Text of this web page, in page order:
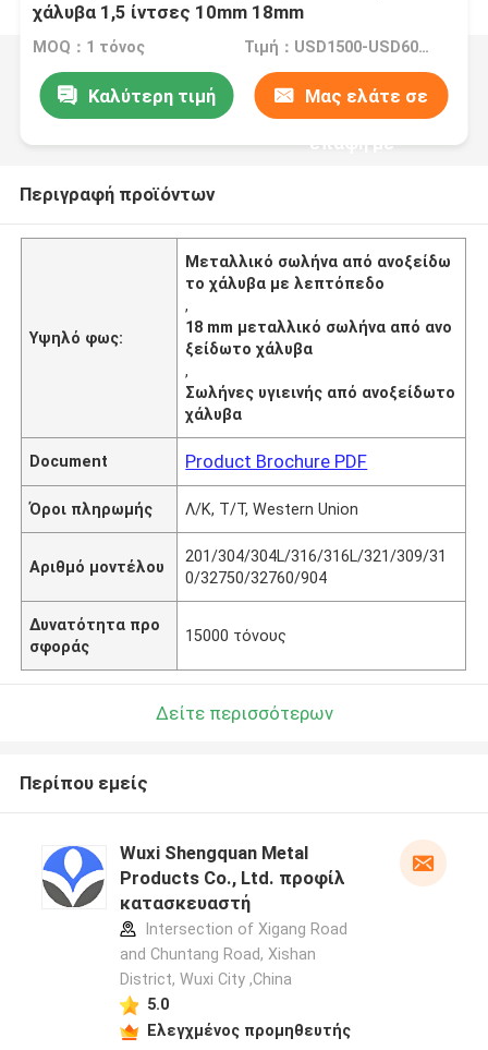
χάλυβα 1,5 ίντσες 10mm 18mm
MOQ：1 τόνος Τιμή：USD1500-USD6000
Καλύτερη τιμή Μας ελάτε σε
επαφή με
Περιγραφή προϊόντων
Υψηλό φως:
Μεταλλικό σωλήνα από ανοξείδω
το χάλυβα με λεπτόπεδο
,
18 mm μεταλλικό σωλήνα από ανο
ξείδωτο χάλυβα
,
Σωλήνες υγιεινής από ανοξείδωτο
χάλυβα
Document Product Brochure PDF
Όροι πληρωμής Λ/Κ, Τ/Τ, Western Union
Αριθμό μοντέλου
201/304/304L/316/316L/321/309/31
0/32750/32760/904
Δυνατότητα προ
σφοράς
15000 τόνους
Δείτε περισσότερων
Περίπου εμείς
Wuxi Shengquan Metal
Products Co., Ltd. προφίλ
κατασκευαστή
Intersection of Xigang Road
and Chuntang Road, Xishan
District, Wuxi City ,China
5.0
Ελεγχμένος προμηθευτής